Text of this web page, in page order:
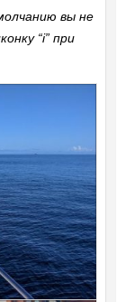
вы не
“i” при